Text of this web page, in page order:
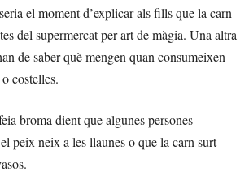
el moment d’explicar als fills que la carn
del supermercat per art de màgia. Una altra
de saber què mengen quan consumeixen
costelles.
broma dient que algunes persones
peix neix a les llaunes o que la carn surt